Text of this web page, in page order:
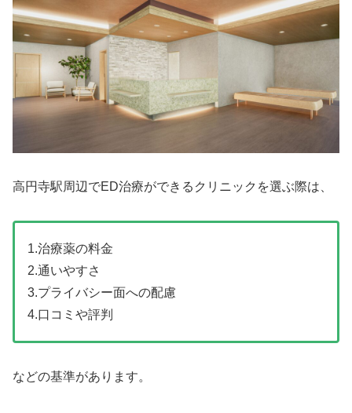
高円寺駅周辺でED治療ができるクリニックを選ぶ際は、
1.治療薬の料金
2.通いやすさ
3.プライバシー面への配慮
4.口コミや評判
などの基準があります。